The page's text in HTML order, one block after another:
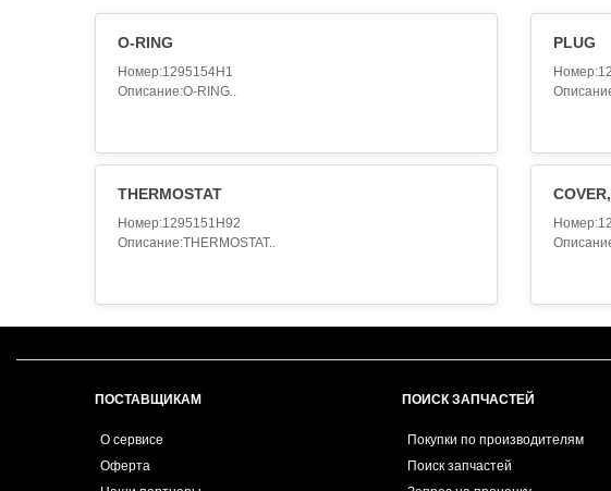
O-RING
Номер:1295154H1
Описание:O-RING..
PLUG
THERMOSTAT
Номер:1295151H92
Описание:THERMOSTAT..
ПОСТАВЩИКАМ
О сервисе
Оферта
ПОИСК ЗАПЧАСТЕЙ
Покупки по производителям
Поиск запчастей